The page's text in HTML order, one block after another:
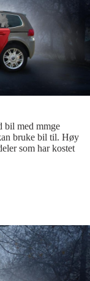
bil med mmge
bruke bil til. Høy
som har kostet